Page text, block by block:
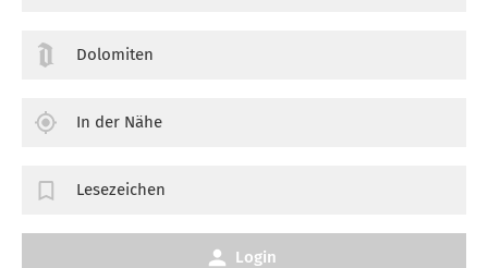
Dolomiten
In der Nähe
Lesezeichen
Login